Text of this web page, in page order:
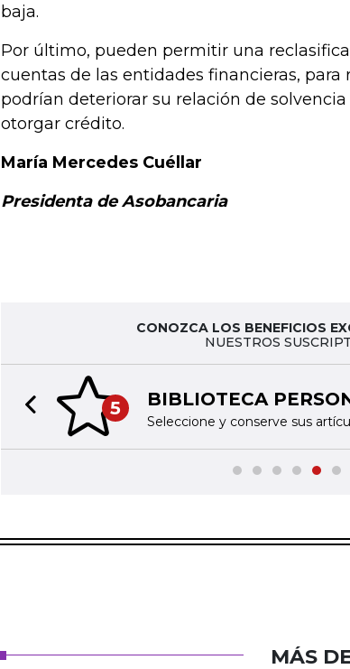
baja.
Por último, pueden permitir una
cuentas de las entidades financieras, para
podrían deteriorar su relación de
otorgar crédito.
María Mercedes Cuéllar
Presidenta de Asobancaria
CONOZCA LOS BENEFICIOS
NUESTROS
5 BIBLIOTECA
Seleccione y conserve sus
Previous slide
MÁS